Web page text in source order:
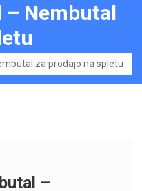
– Nembutal
za prodajo na spletu
–